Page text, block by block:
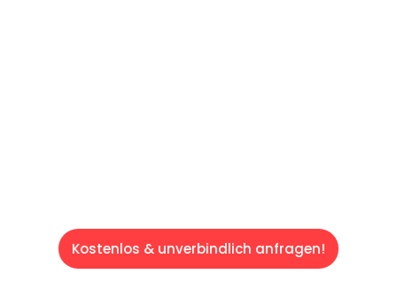
Kostenlos & unverbindlich anfragen!